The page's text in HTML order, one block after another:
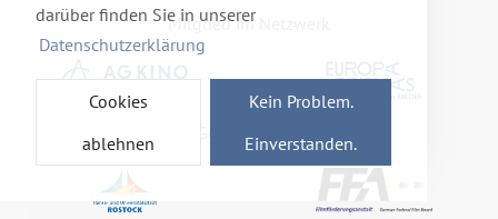
darüber finden Sie in unserer
Datenschutzerklärung
Cookies
ablehnen
Kein Problem.
Einverstanden.
Mitglied im Netzwerk
Gefördert von